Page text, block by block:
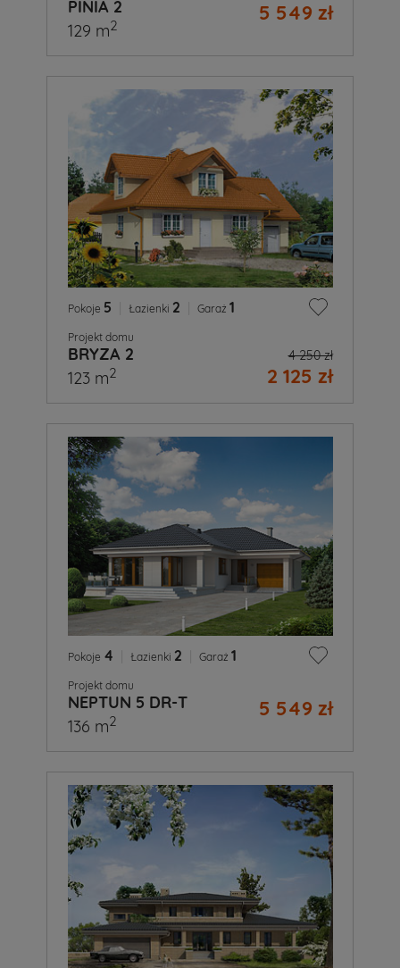
PINIA 2 5 549 zł
129 m2
Pokoje 5 Łazienki 2 Garaż 1
Projekt domu
BRYZA 2 4 250 zł
2 125 zł
123 m2
Pokoje 4 Łazienki 2 Garaż 1
Projekt domu
NEPTUN 5 DR-T 5 549 zł
136 m2